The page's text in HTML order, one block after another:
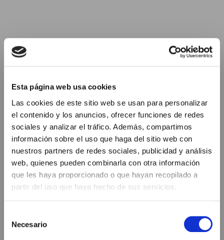
Esta página web usa cookies
Las cookies de este sitio web se usan para personalizar
el contenido y los anuncios, ofrecer funciones de redes
sociales y analizar el tráfico. Además, compartimos
información sobre el uso que haga del sitio web con
nuestros partners de redes sociales, publicidad y análisis
web, quienes pueden combinarla con otra información
que les haya proporcionado o que hayan recopilado a
partir del uso que haya hecho de sus servicios.
Necesario